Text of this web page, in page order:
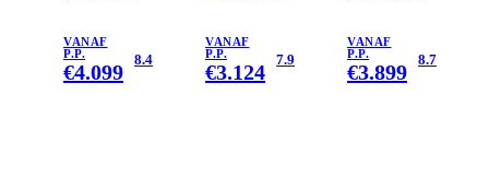
VANAF
P.P.
€4.099 8.4
Thailand
VANAF
P.P.
€3.124 7.9
VANAF
P.P.
€3.899 8.7